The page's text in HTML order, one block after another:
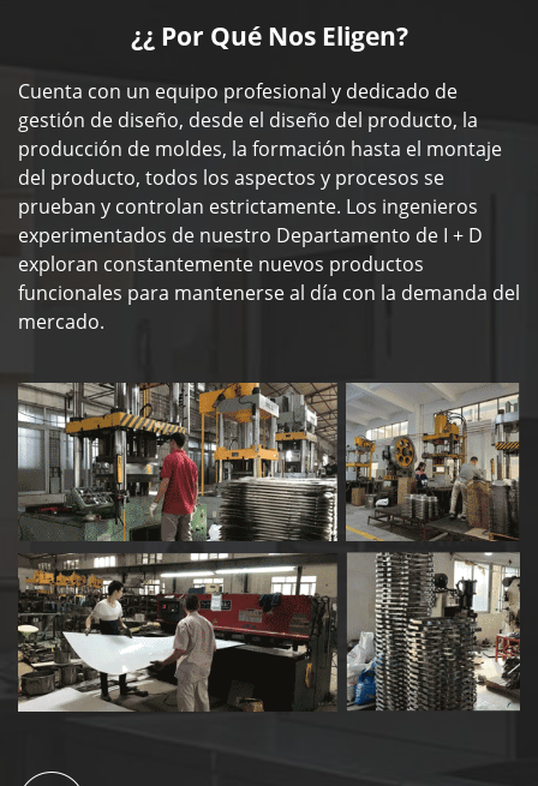
¿¿ Por Qué Nos Eligen?
Cuenta con un equipo profesional y dedicado de
gestión de diseño, desde el diseño del producto, la
producción de moldes, la formación hasta el montaje
del producto, todos los aspectos y procesos se
prueban y controlan estrictamente. Los ingenieros
experimentados de nuestro Departamento de I + D
exploran constantemente nuevos productos
funcionales para mantenerse al día con la demanda del
mercado.